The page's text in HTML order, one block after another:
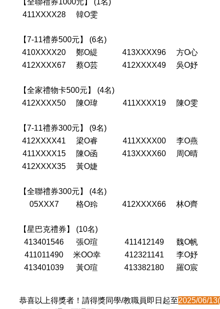
【全聯禮券1000元】 (1名)
411XXXX28
韓O雯
【7-11禮券500元】 (6名)
410XXXX20
鄭O緹 413XXXX96
方O心
412XXXX67
蔡O芸 412XXXX49 吳O妤
【全家禮物卡500元】 (4名)
412XXXX50
陳O瑋 411XXXX19 陳O雯
【7-11禮券300元】 (9名)
412XXXX41
梁O睿 411XXXX00
李O燕
411XXXX15
陳O函 413XXXX60
周O晴
412XXXX35
黃O婕
【全聯禮券300元】 (4名)
05XXX7
格O玲 412XXXX66 林O齊
【星巴克禮券】 (10名)
413401546
張O瑄 411412149
魏O帆
411011490
米OO幸 412321141
李O妤
413401039
黃O瑄 413382180 羅O宸
恭喜以上得獎者！請得獎同學/教職員即⽇起⾄2025/06/